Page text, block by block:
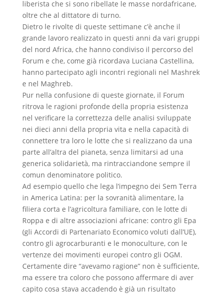
liberista che si sono ribellate le masse nordafricane,
oltre che al dittatore di turno.
Dietro le rivolte di queste settimane c’è anche il
grande lavoro realizzato in questi anni da vari gruppi
del nord Africa, che hanno condiviso il percorso del
Forum e che, come già ricordava Luciana Castellina,
hanno partecipato agli incontri regionali nel Mashrek
e nel Maghreb.
Pur nella confusione di queste giornate, il Forum
ritrova le ragioni profonde della propria esistenza
nel verificare la correttezza delle analisi sviluppate
nei dieci anni della propria vita e nella capacità di
connettere tra loro le lotte che si realizzano da una
parte all’altra del pianeta, senza limitarsi ad una
generica solidarietà, ma rintracciandone sempre il
comun denominatore politico.
Ad esempio quello che lega l’impegno dei Sem Terra
in America Latina: per la sovranità alimentare, la
filiera corta e l’agricoltura familiare, con le lotte di
Roppa e di altre associazioni africane: contro gli Epa
(gli Accordi di Partenariato Economico voluti dall’UE),
contro gli agrocarburanti e le monoculture, con le
vertenze dei movimenti europei contro gli OGM.
Certamente dire “avevamo ragione” non è sufficiente,
ma essere tra coloro che possono affermare di aver
capito cosa stava accadendo è già un risultato